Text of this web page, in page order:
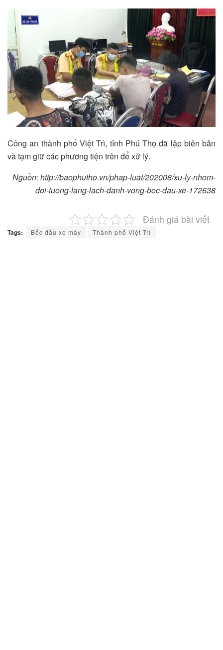
Công an thành phố Việt Trì, tỉnh Phú Thọ đã lập biên bản
và tạm giữ các phương tiện trên để xử lý.
Nguồn: http://baophutho.vn/phap-luat/202008/xu-ly-nhom-
doi-tuong-lang-lach-danh-vong-boc-dau-xe-172638
Đánh giá bài viết
Tags: Bốc đầu xe máy Thành phố Việt Trì